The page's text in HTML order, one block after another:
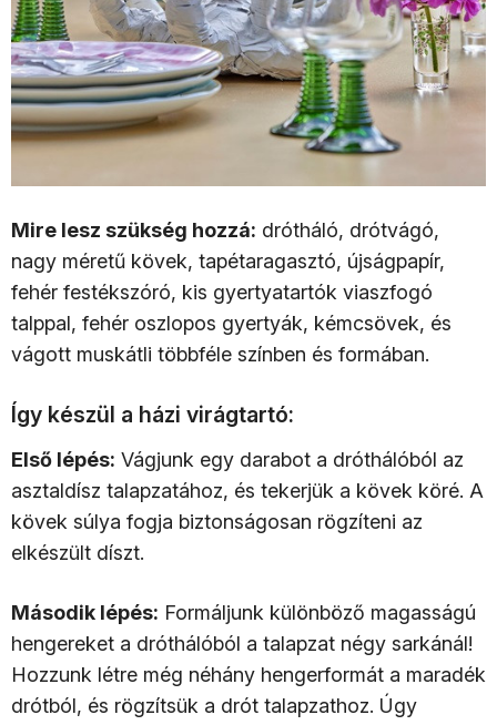
Mire lesz szükség hozzá: drótháló, drótvágó,
nagy méretű kövek, tapétaragasztó, újságpapír,
fehér festékszóró, kis gyertyatartók viaszfogó
talppal, fehér oszlopos gyertyák, kémcsövek, és
vágott muskátli többféle színben és formában.
Így készül a házi virágtartó:
Első lépés: Vágjunk egy darabot a dróthálóból az
asztaldísz talapzatához, és tekerjük a kövek köré. A
kövek súlya fogja biztonságosan rögzíteni az
elkészült díszt.
Második lépés: Formáljunk különböző magasságú
hengereket a dróthálóból a talapzat négy sarkánál!
Hozzunk létre még néhány hengerformát a maradék
drótból, és rögzítsük a drót talapzathoz. Úgy